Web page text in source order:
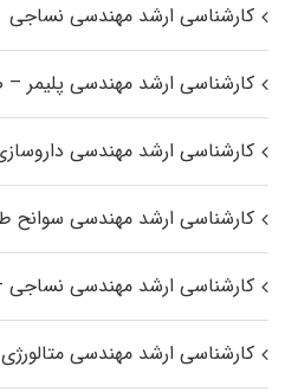
کارشناسی ارشد مهندسی نساجی
کارشناسی ارشد مهندسی پلیمر
کارشناسی ارشد مهندسی
کارشناسی ارشد مهندسی سوانح
کارشناسی ارشد مهندسی
کارشناسی ارشد مهندسی